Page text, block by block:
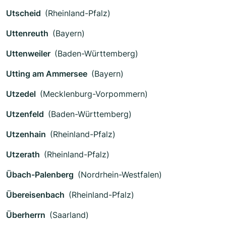
Utscheid (Rheinland-Pfalz)
Uttenreuth (Bayern)
Uttenweiler (Baden-Württemberg)
Utting am Ammersee (Bayern)
Utzedel (Mecklenburg-Vorpommern)
Utzenfeld (Baden-Württemberg)
Utzenhain (Rheinland-Pfalz)
Utzerath (Rheinland-Pfalz)
Übach-Palenberg (Nordrhein-Westfalen)
Übereisenbach (Rheinland-Pfalz)
Überherrn (Saarland)